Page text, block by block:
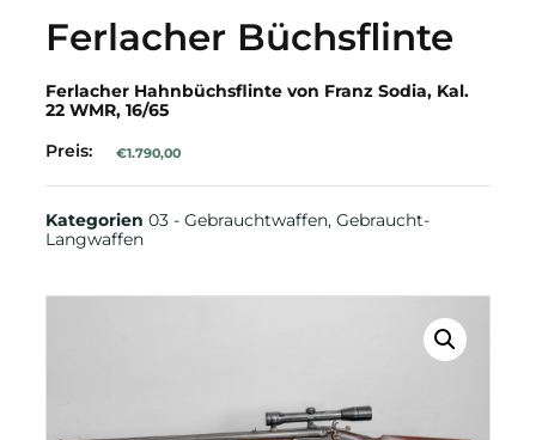
Ferlacher Büchsflinte
Ferlacher Hahnbüchsflinte von Franz Sodia, Kal.
22 WMR, 16/65
Preis:
€1.790,00
Kategorien03 - Gebrauchtwaffen,Gebraucht-
Langwaffen